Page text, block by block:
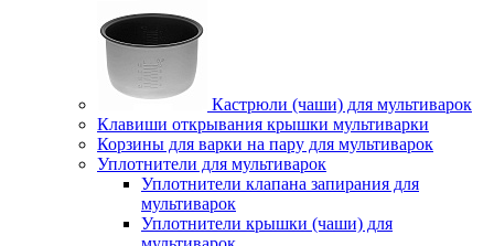
Кастрюли (чаши) для мультиварок
Клавиши открывания крышки мультиварки
Корзины для варки на пару для мультиварок
Уплотнители для мультиварок
Уплотнители клапана запирания для
мультиварок
Уплотнители крышки (чаши) для